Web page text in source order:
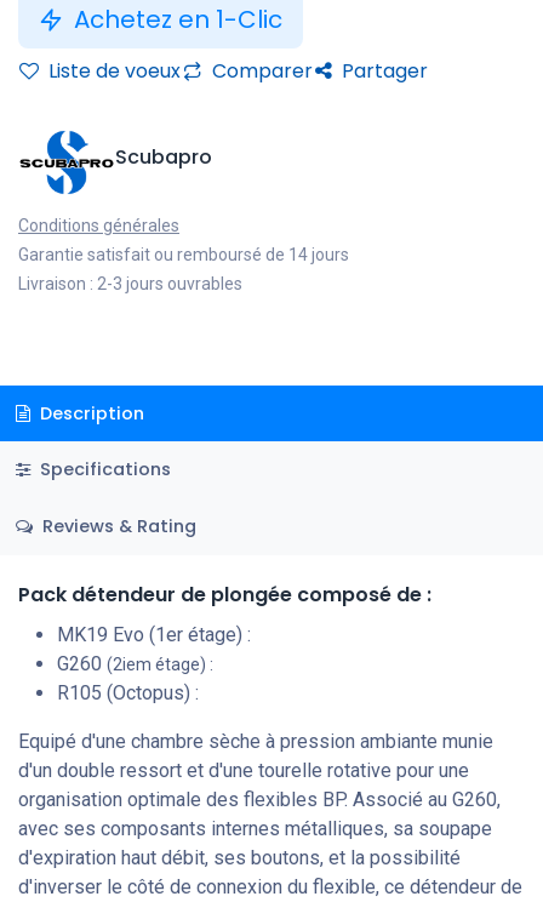
Achetez en 1-Clic
Liste de voeux Comparer Partager
Scubapro
Conditions générales
Garantie satisfait ou remboursé de 14 jours
Livraison : 2-3 jours ouvrables
Description
Specifications
Reviews & Rating
Pack détendeur de plongée composé de :
MK19 Evo (1er étage) :
G260 (2iem étage) :
R105 (Octopus) :
Equipé d'une chambre sèche à pression ambiante munie
d'un double ressort et d'une tourelle rotative pour une
organisation optimale des flexibles BP. Associé au G260,
avec ses composants internes métalliques, sa soupape
d'expiration haut débit, ses boutons, et la possibilité
d'inverser le côté de connexion du flexible, ce détendeur de